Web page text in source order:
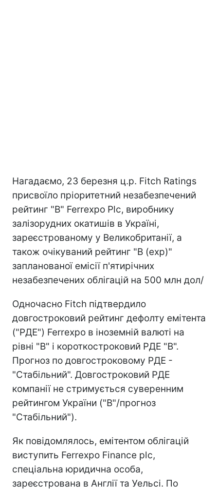
Нагадаємо, 23 березня ц.р. Fitch Ratings
присвоїло пріоритетний незабезпечений
рейтинг "B" Ferrexpo Plc, виробнику
залізорудних окатишів в Україні,
зареєстрованому у Великобританії, а
також очікуваний рейтинг "B (exp)"
запланованої емісії п'ятирічних
незабезпечених облігацій на 500 млн дол/
Одночасно Fitch підтвердило
довгостроковий рейтинг дефолту емітента
("РДЕ") Ferrexpo в іноземній валюті на
рівні "B" і короткостроковий РДЕ "B".
Прогноз по довгостроковому РДЕ -
"Стабільний". Довгостроковий РДЕ
компанії не стримується суверенним
рейтингом України ("B"/прогноз
"Стабільний").
Як повідомлялось, емітентом облігацій
виступить Ferrexpo Finance plc,
спеціальна юридична особа,
зареєстрована в Англії та Уельсі. По